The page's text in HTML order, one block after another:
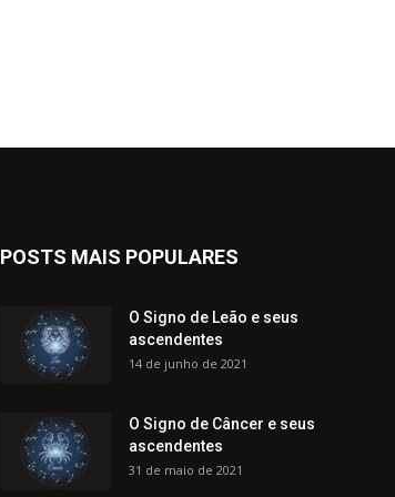
POSTS MAIS POPULARES
O Signo de Leão e seus
ascendentes
14 de junho de 2021
O Signo de Câncer e seus
ascendentes
31 de maio de 2021